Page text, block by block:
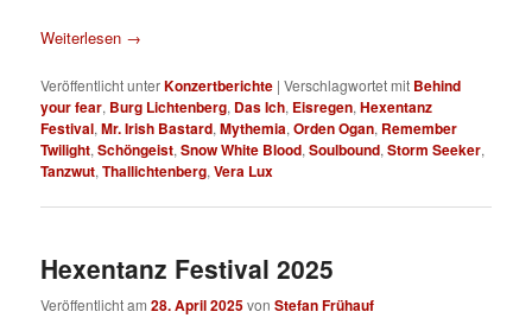
Weiterlesen →
Veröffentlicht unterKonzertberichte |Verschlagwortet mit Behind
your fear, Burg Lichtenberg, Das Ich, Eisregen,Hexentanz
Festival,Mr. Irish Bastard,Mythemia,Orden Ogan, Remember
Twilight,Schöngeist,Snow White Blood,Soulbound,Storm Seeker,
Tanzwut,Thallichtenberg,Vera Lux
Hexentanz Festival 2025
Veröffentlicht am28. April 2025vonStefan Frühauf